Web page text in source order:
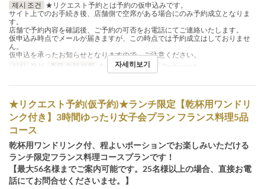
제시 조건
★リクエスト予約とは予約の仮申込みです。
サイト上でのお手続き後、店舗側で空席がある場合にのみ予約成立となりま
す。
店舗で予約内容を確認後、ご予約の可否をお電話にてご連絡いたします。
仮申込み時点でメールが届きますが、この時点では予約成立はしておりませ
ん。
仮申込を承ったお知らせとなりますので、ご注意ください。
식사
점심 주문 수량 제한 4 ~ 좌석 카테고리 Restaurant
자세히보기
★リクエスト予約(仮予約)★ランチ限定【乾杯用ワンドリ
ンク付き】3時間ゆったり女子会プラン フランス料理5品
コース
乾杯用ワンドリンク付、程よいポーションでお楽しみいただける
ランチ限定フランス料理コースプランです！
【最大56名様までご案内可能です。25名様以上の場合、直接お電
話にてお問合せくださいませ。】